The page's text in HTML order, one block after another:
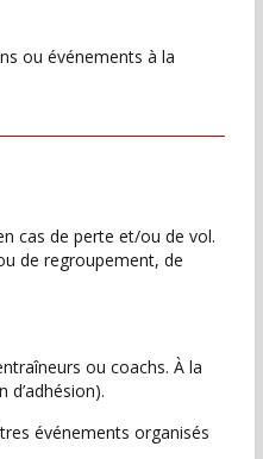
ou événements à la
cas de perte et/ou de vol.
de regroupement, de
ou coachs. À la
événements organisés